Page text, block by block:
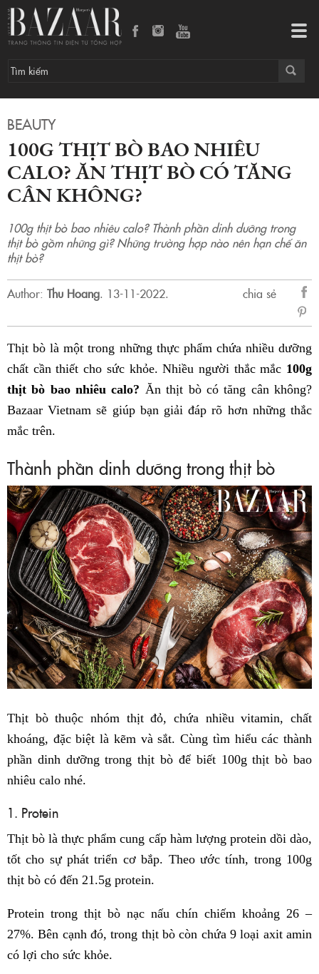
BEAUTY
100G THỊT BÒ BAO NHIÊU
CALO? ĂN THỊT BÒ CÓ TĂNG
CÂN KHÔNG?
100g thịt bò bao nhiêu calo? Thành phần dinh dưỡng trong
thịt bò gồm những gì? Những trường hợp nào nên hạn chế ăn
thịt bò?
Author: Thu Hoang. 13-11-2022.
chia sẻ
sẻ
Thịt bò là một trong những thực phẩm chứa nhiều dưỡng
chất cần thiết cho sức khỏe. Nhiều người thắc mắc 100g
thịt bò bao nhiêu calo? Ăn thịt bò có tăng cân không?
Bazaar Vietnam sẽ giúp bạn giải đáp rõ hơn những thắc
mắc trên.
Thành phần dinh dưỡng trong thịt bò
Thịt bò thuộc nhóm thịt đỏ, chứa nhiều vitamin, chất
khoáng, đặc biệt là kẽm và sắt. Cùng tìm hiểu các thành
phần dinh dưỡng trong thịt bò để biết 100g thịt bò bao
nhiêu calo nhé.
1. Protein
Thịt bò là thực phẩm cung cấp hàm lượng protein dồi dào,
tốt cho sự phát triển cơ bắp. Theo ước tính, trong 100g
thịt bò có đến 21.5g protein.
Protein trong thịt bò nạc nấu chín chiếm khoảng 26 –
27%. Bên cạnh đó, trong thịt bò còn chứa 9 loại axit amin
có lợi cho sức khỏe.